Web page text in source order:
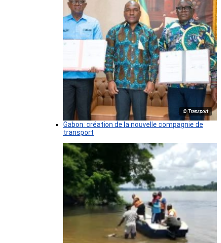
© Transport
Gabon: création de la nouvelle compagnie de
transport